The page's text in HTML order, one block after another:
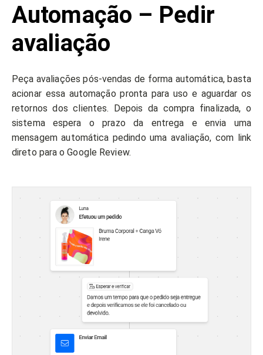
Automação – Pedir
avaliação
Peça avaliações pós-vendas de forma automática, basta
acionar essa automação pronta para uso e aguardar os
retornos dos clientes. Depois da compra finalizada, o
sistema espera o prazo da entrega e envia uma
mensagem automática pedindo uma avaliação, com link
direto para o Google Review.